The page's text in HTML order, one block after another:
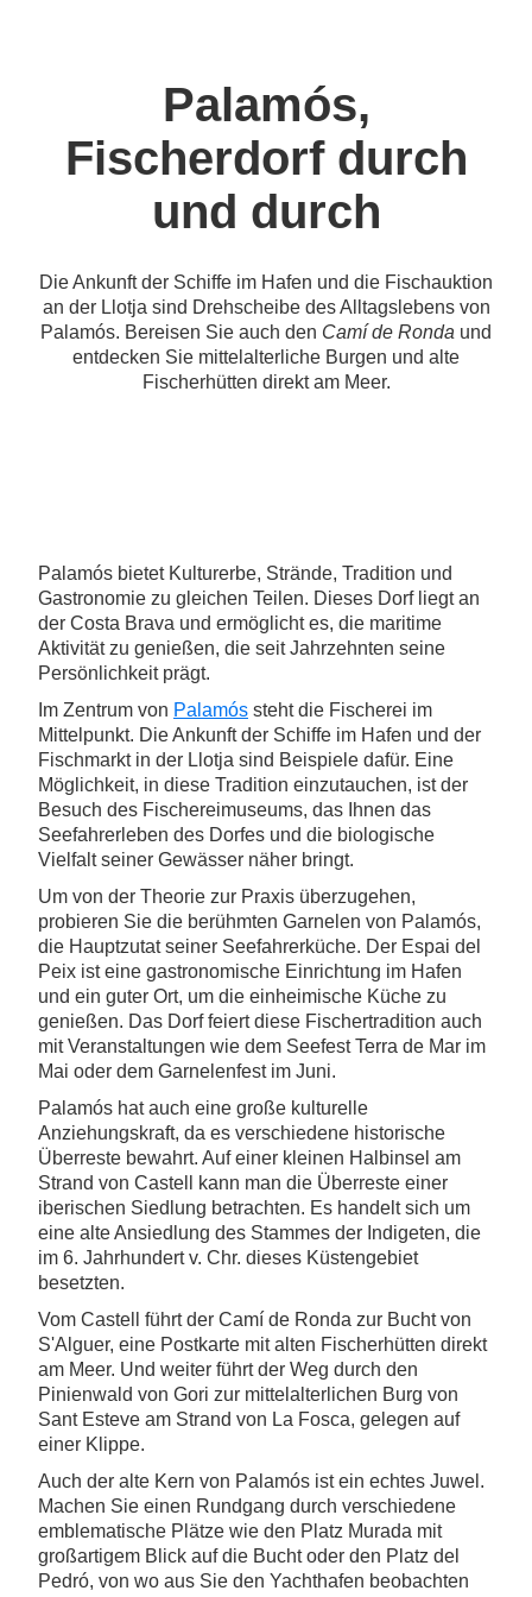
Palamós,
Fischerdorf durch
und durch
Die Ankunft der Schiffe im Hafen und die Fischauktion
an der Llotja sind Drehscheibe des Alltagslebens von
Palamós. Bereisen Sie auch den Camí de Ronda und
entdecken Sie mittelalterliche Burgen und alte
Fischerhütten direkt am Meer.
Palamós bietet Kulturerbe, Strände, Tradition und
Gastronomie zu gleichen Teilen. Dieses Dorf liegt an
der Costa Brava und ermöglicht es, die maritime
Aktivität zu genießen, die seit Jahrzehnten seine
Persönlichkeit prägt.
Im Zentrum von Palamós steht die Fischerei im
Mittelpunkt. Die Ankunft der Schiffe im Hafen und der
Fischmarkt in der Llotja sind Beispiele dafür. Eine
Möglichkeit, in diese Tradition einzutauchen, ist der
Besuch des Fischereimuseums, das Ihnen das
Seefahrerleben des Dorfes und die biologische
Vielfalt seiner Gewässer näher bringt.
Um von der Theorie zur Praxis überzugehen,
probieren Sie die berühmten Garnelen von Palamós,
die Hauptzutat seiner Seefahrerküche. Der Espai del
Peix ist eine gastronomische Einrichtung im Hafen
und ein guter Ort, um die einheimische Küche zu
genießen. Das Dorf feiert diese Fischertradition auch
mit Veranstaltungen wie dem Seefest Terra de Mar im
Mai oder dem Garnelenfest im Juni.
Palamós hat auch eine große kulturelle
Anziehungskraft, da es verschiedene historische
Überreste bewahrt. Auf einer kleinen Halbinsel am
Strand von Castell kann man die Überreste einer
iberischen Siedlung betrachten. Es handelt sich um
eine alte Ansiedlung des Stammes der Indigeten, die
im 6. Jahrhundert v. Chr. dieses Küstengebiet
besetzten.
Vom Castell führt der Camí de Ronda zur Bucht von
S'Alguer, eine Postkarte mit alten Fischerhütten direkt
am Meer. Und weiter führt der Weg durch den
Pinienwald von Gori zur mittelalterlichen Burg von
Sant Esteve am Strand von La Fosca, gelegen auf
einer Klippe.
Auch der alte Kern von Palamós ist ein echtes Juwel.
Machen Sie einen Rundgang durch verschiedene
emblematische Plätze wie den Platz Murada mit
großartigem Blick auf die Bucht oder den Platz del
Pedró, von wo aus Sie den Yachthafen beobachten